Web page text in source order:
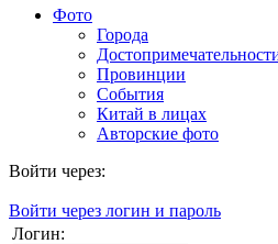
Фото
Города
Провинции
События
Китай в лицах
Авторские фото
Войти через:
Войти через логин и пароль
Логин: